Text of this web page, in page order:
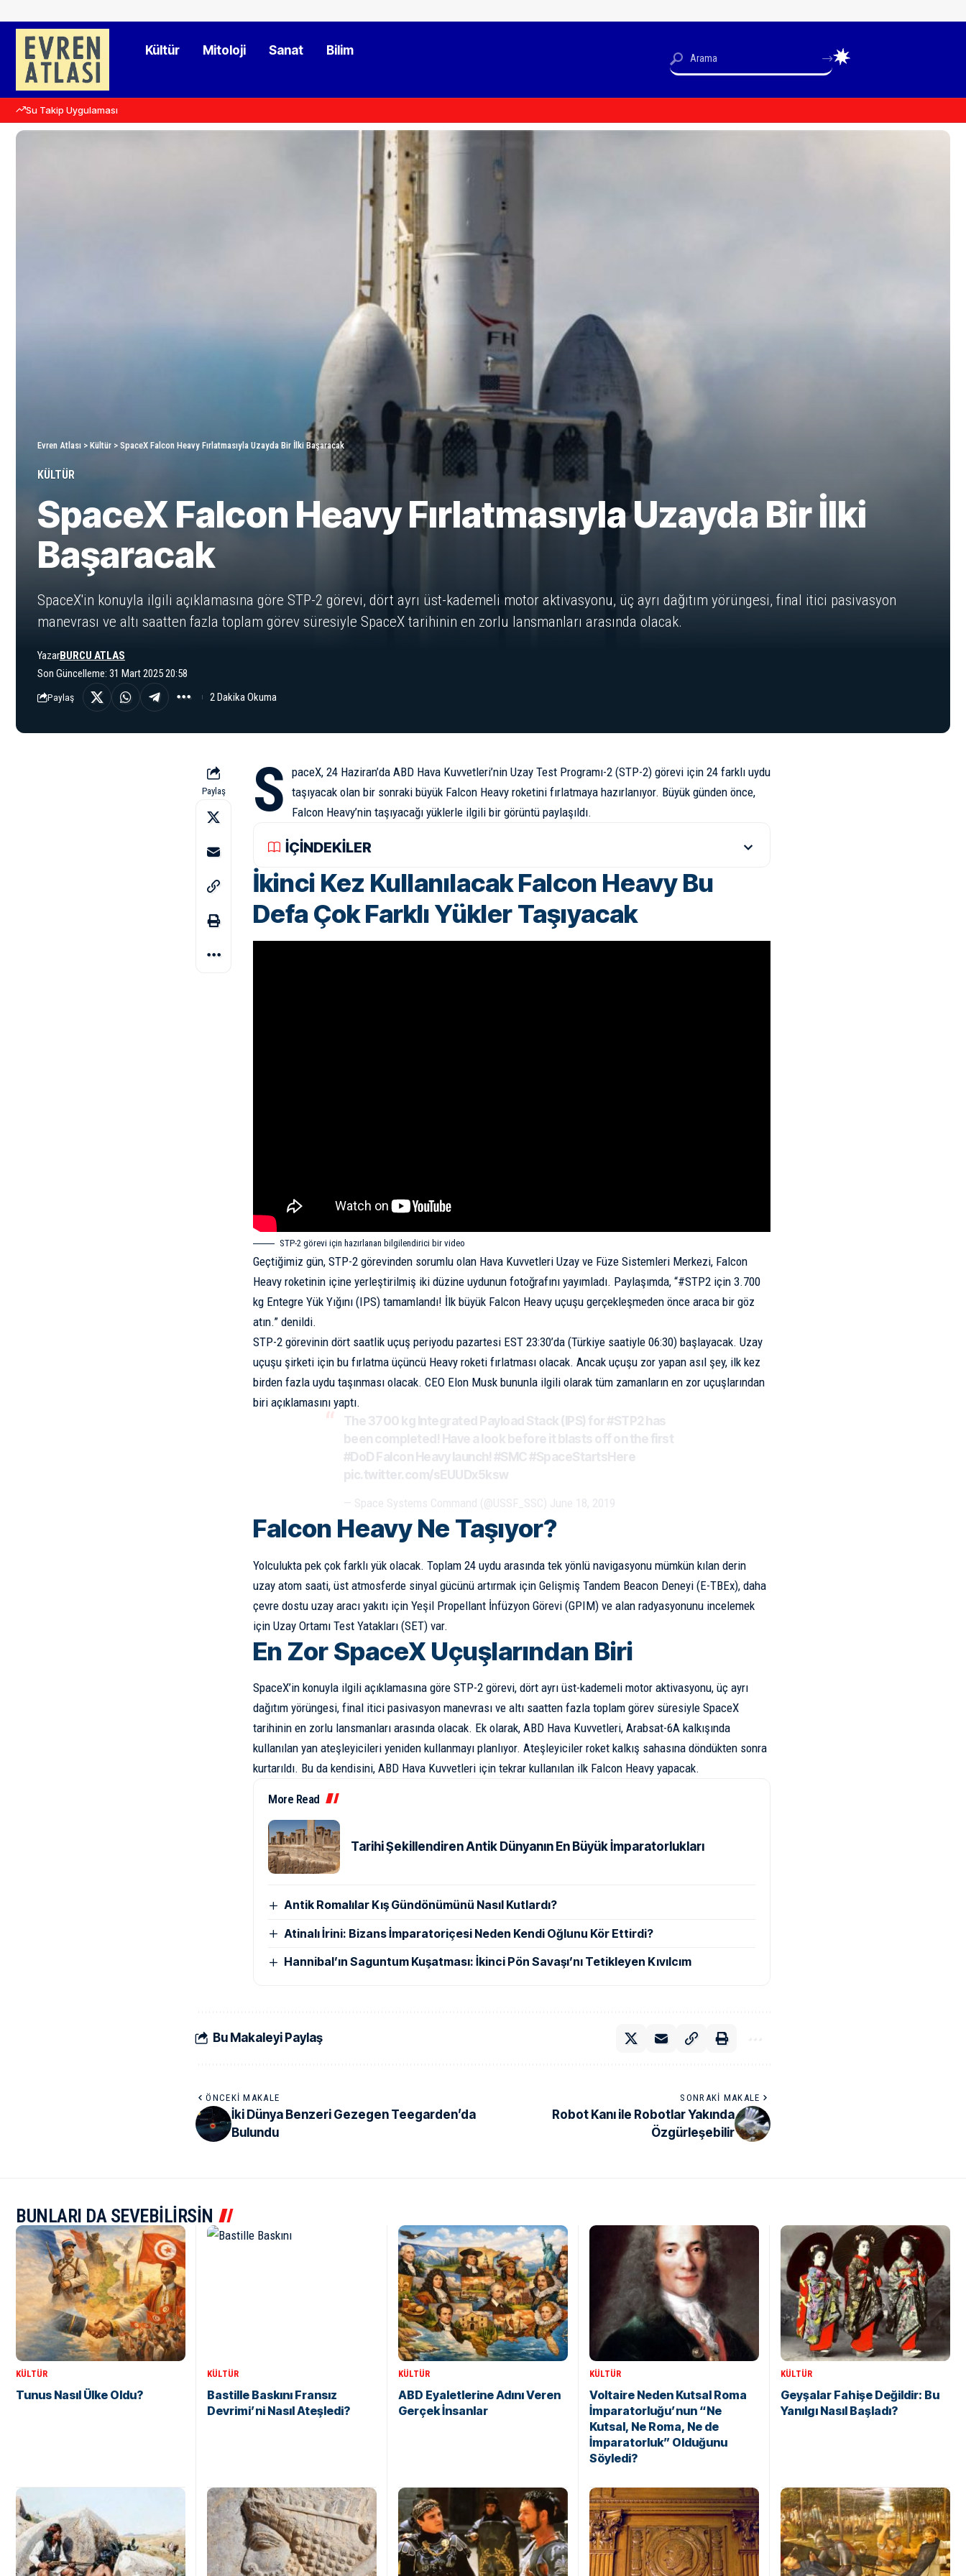
Kültür Mitoloji Sanat Bilim
Su Takip Uygulaması
Evren Atlası > Kültür > SpaceX Falcon Heavy Fırlatmasıyla Uzayda Bir İlki Başaracak
KÜLTÜR
SpaceX Falcon Heavy Fırlatmasıyla Uzayda Bir İlki
Başaracak
SpaceX'in konuyla ilgili açıklamasına göre STP-2 görevi, dört ayrı üst-kademeli motor aktivasyonu, üç ayrı dağıtım yörüngesi, final itici pasivasyon
manevrası ve altı saatten fazla toplam görev süresiyle SpaceX tarihinin en zorlu lansmanları arasında olacak.
Son Güncelleme: 31 Mart 2025 20:58
YazarBURCU ATLAS
Paylaş 2 Dakika Okuma
Paylaş S paceX, 24 Haziran’da ABD Hava Kuvvetleri’nin Uzay Test Programı-2 (STP-2) görevi için 24 farklı uydu
taşıyacak olan bir sonraki büyük Falcon Heavy roketini fırlatmaya hazırlanıyor. Büyük günden önce,
Falcon Heavy’nin taşıyacağı yüklerle ilgili bir görüntü paylaşıldı.
İÇİNDEKİLER
İkinci Kez Kullanılacak Falcon Heavy Bu
Defa Çok Farklı Yükler Taşıyacak
STP-2 görevi için hazırlanan bilgilendirici bir video
Geçtiğimiz gün, STP-2 görevinden sorumlu olan Hava Kuvvetleri Uzay ve Füze Sistemleri Merkezi, Falcon
Heavy roketinin içine yerleştirilmiş iki düzine uydunun fotoğrafını yayımladı. Paylaşımda, “#STP2 için 3.700
kg Entegre Yük Yığını (IPS) tamamlandı! İlk büyük Falcon Heavy uçuşu gerçekleşmeden önce araca bir göz
atın.” denildi.
STP-2 görevinin dört saatlik uçuş periyodu pazartesi EST 23:30’da (Türkiye saatiyle 06:30) başlayacak. Uzay
uçuşu şirketi için bu fırlatma üçüncü Heavy roketi fırlatması olacak. Ancak uçuşu zor yapan asıl şey, ilk kez
birden fazla uydu taşınması olacak. CEO Elon Musk bununla ilgili olarak tüm zamanların en zor uçuşlarından
biri açıklamasını yaptı.
The 3700 kg Integrated Payload Stack (IPS) for#STP2 has
been completed! Have a look before it blasts off on the first
#DoD Falcon Heavy launch! #SMC #SpaceStartsHere
pic.twitter.com/sEUUDx5ksw
— Space Systems Command (@USSF_SSC) June 18, 2019
Falcon Heavy Ne Taşıyor?
Yolculukta pek çok farklı yük olacak. Toplam 24 uydu arasında tek yönlü navigasyonu mümkün kılan derin
uzay atom saati, üst atmosferde sinyal gücünü artırmak için Gelişmiş Tandem Beacon Deneyi (E-TBEx), daha
çevre dostu uzay aracı yakıtı için Yeşil Propellant İnfüzyon Görevi (GPIM) ve alan radyasyonunu incelemek
için Uzay Ortamı Test Yatakları (SET) var.
En Zor SpaceX Uçuşlarından Biri
SpaceX’in konuyla ilgili açıklamasına göre STP-2 görevi, dört ayrı üst-kademeli motor aktivasyonu, üç ayrı
dağıtım yörüngesi, final itici pasivasyon manevrası ve altı saatten fazla toplam görev süresiyle SpaceX
tarihinin en zorlu lansmanları arasında olacak. Ek olarak, ABD Hava Kuvvetleri, Arabsat-6A kalkışında
kullanılan yan ateşleyicileri yeniden kullanmayı planlıyor. Ateşleyiciler roket kalkış sahasına döndükten sonra
kurtarıldı. Bu da kendisini, ABD Hava Kuvvetleri için tekrar kullanılan ilk Falcon Heavy yapacak.
More Read
Tarihi Şekillendiren Antik Dünyanın En Büyük İmparatorlukları
Antik Romalılar Kış Gündönümünü Nasıl Kutlardı?
Atinalı İrini: Bizans İmparatoriçesi Neden Kendi Oğlunu Kör Ettirdi?
Hannibal’ın Saguntum Kuşatması: İkinci Pön Savaşı’nı Tetikleyen Kıvılcım
Bu Makaleyi Paylaş
ÖNCEKI MAKALE
İki Dünya Benzeri Gezegen Teegarden’da
Bulundu
SONRAKI MAKALE
Robot Kanı ile Robotlar Yakında
Özgürleşebilir
BUNLARI DA SEVEBİLİRSİN
KÜLTÜR
Tunus Nasıl Ülke Oldu?
KÜLTÜR
Bastille Baskını Fransız
Devrimi’ni Nasıl Ateşledi?
KÜLTÜR
ABD Eyaletlerine Adını Veren
Gerçek İnsanlar
KÜLTÜR
Voltaire Neden Kutsal Roma
İmparatorluğu’nun “Ne
Kutsal, Ne Roma, Ne de
İmparatorluk” Olduğunu
Söyledi?
KÜLTÜR
Geyşalar Fahişe Değildir: Bu
Yanılgı Nasıl Başladı?